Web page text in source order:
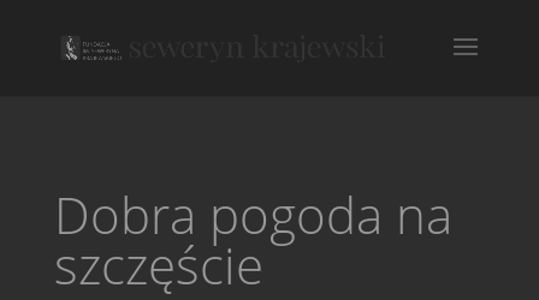
Dobra pogoda na
szczęście